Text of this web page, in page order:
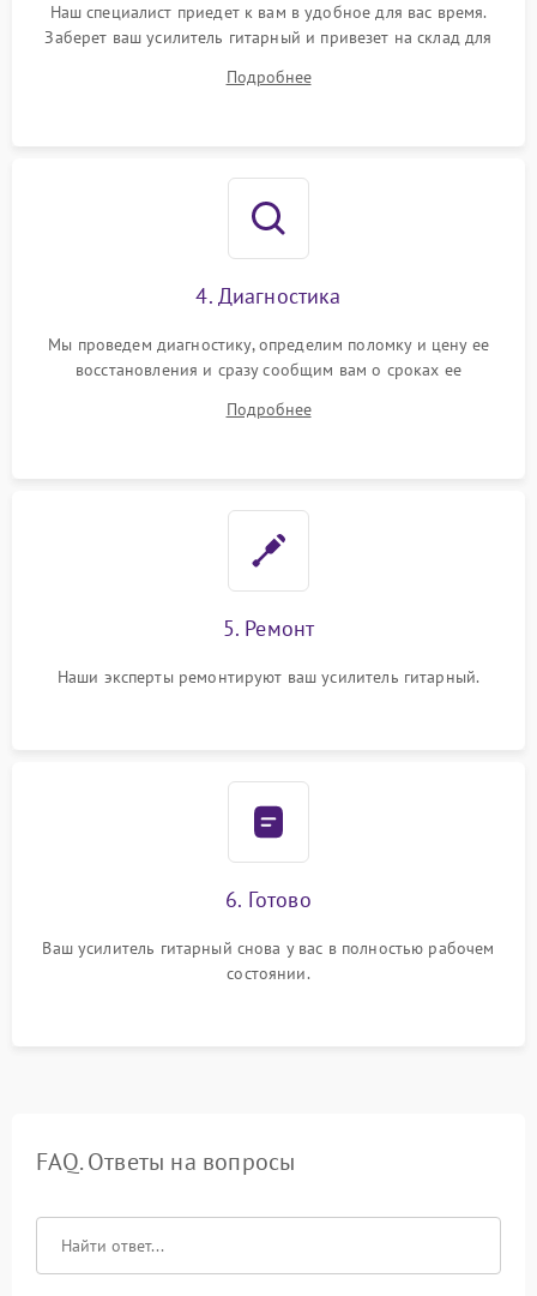
Наш специалист приедет к вам в удобное для вас время.
Заберет ваш усилитель гитарный и привезет на склад для
Подробнее
4. Диагностика
Мы проведем диагностику, определим поломку и цену ее
восстановления и сразу сообщим вам о сроках ее
Подробнее
5. Ремонт
Наши эксперты ремонтируют ваш усилитель гитарный.
6. Готово
Ваш усилитель гитарный снова у вас в полностью рабочем
состоянии.
FAQ. Ответы на вопросы